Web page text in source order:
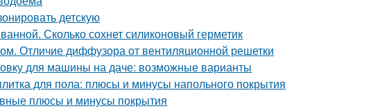
детскую
Сколько сохнет силиконовый герметик
Отличие диффузора от вентиляционной решетки
для машины на даче: возможные варианты
для пола: плюсы и минусы напольного покрытия
плюсы и минусы покрытия